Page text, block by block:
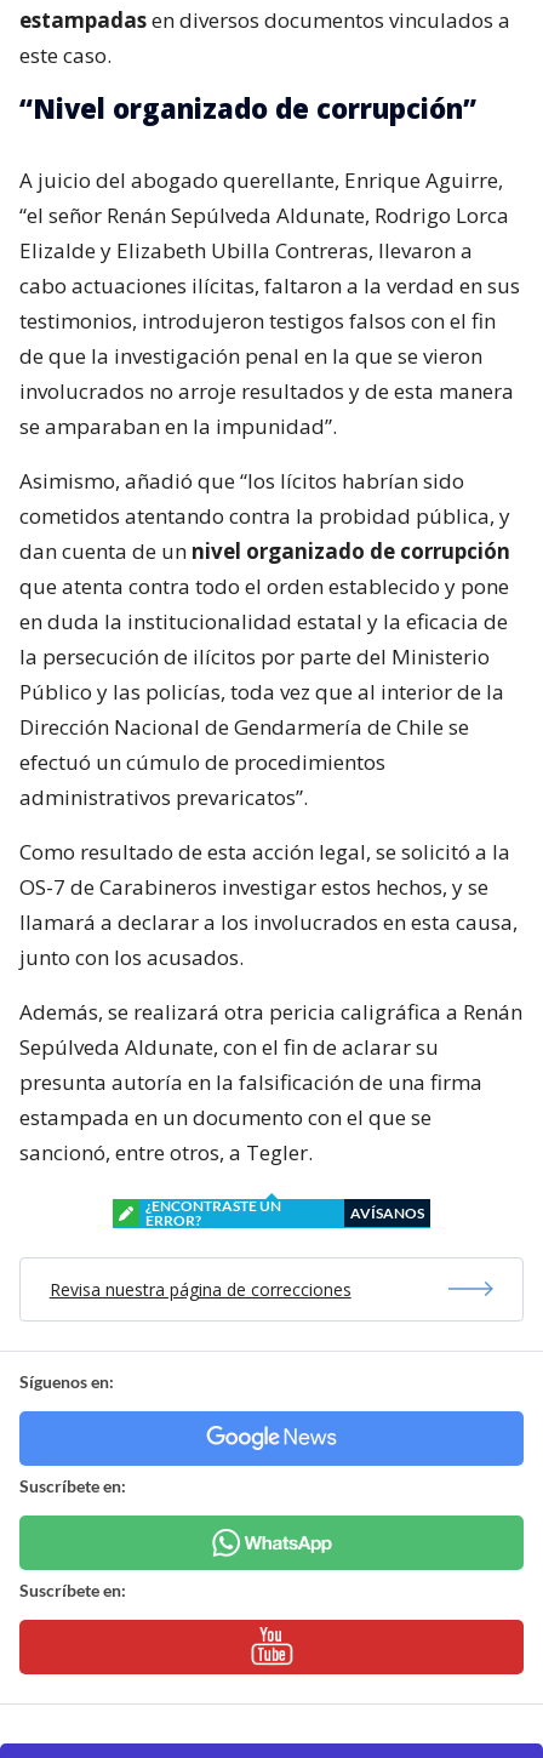
estampadasen diversos documentos vinculados a
este caso.
“Nivel organizado de corrupción”
A juicio del abogado querellante, Enrique Aguirre,
“el señor Renán Sepúlveda Aldunate, Rodrigo Lorca
Elizalde y Elizabeth Ubilla Contreras, llevaron a
cabo actuaciones ilícitas, faltaron a la verdad en sus
testimonios, introdujeron testigos falsos con el fin
de que la investigación penal en la que se vieron
involucrados no arroje resultados y de esta manera
se amparaban en la impunidad”.
Asimismo, añadió que “los lícitos habrían sido
cometidos atentando contra la probidad pública, y
dan cuenta de un nivel organizado de corrupción
que atenta contra todo el orden establecido y pone
en duda la institucionalidad estatal y la eficacia de
la persecución de ilícitos por parte del Ministerio
Público y las policías, toda vez que al interior de la
Dirección Nacional de Gendarmería de Chile se
efectuó un cúmulo de procedimientos
administrativos prevaricatos”.
Como resultado de esta acción legal, se solicitó a la
OS-7 de Carabineros investigar estos hechos, y se
llamará a declarar a los involucrados en esta causa,
junto con los acusados.
Además, se realizará otra pericia caligráfica a Renán
Sepúlveda Aldunate, con el fin de aclarar su
presunta autoría en la falsificación de una firma
estampada en un documento con el que se
sancionó, entre otros, a Tegler.
¿ENCONTRASTE UN
ERROR?
AVÍSANOS
Revisa nuestra página de correcciones
Síguenos en:
Suscríbete en:
Suscríbete en: